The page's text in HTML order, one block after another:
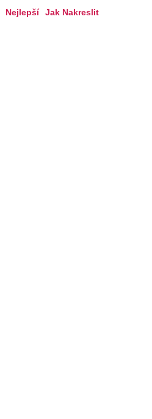
Nejlepší Jak Nakreslit